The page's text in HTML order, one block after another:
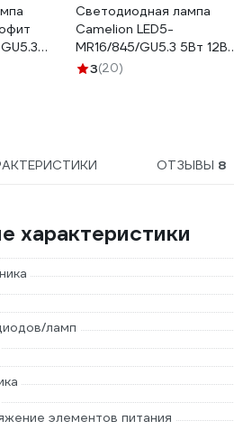
Светодиодная лампа
Camelion LED5-
MR16/845/GU5.3 5Вт 12В
AC/DC 12026
3(20)
ОТЗЫВЫ 8
характеристики
ламп
элементов питания